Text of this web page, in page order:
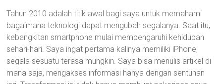
Tahun 2010 adalah titik awal bagi saya untuk memahami
bagaimana teknologi dapat mengubah segalanya. Saat itu,
kebangkitan smartphone mulai mempengaruhi kehidupan
sehari-hari. Saya ingat pertama kalinya memiliki iPhone;
segala sesuatu terasa mungkin. Saya bisa menulis artikel di
mana saja, mengakses informasi hanya dengan sentuhan